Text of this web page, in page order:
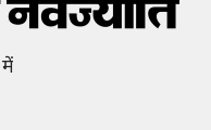
में